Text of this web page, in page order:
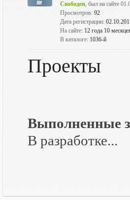
Свободен, был на сайте
Просмотров: 92
Дата регистрации:
На сайте: 12 года 10
В каталоге: 1036-й
Проекты
Выполненные
В разработке...